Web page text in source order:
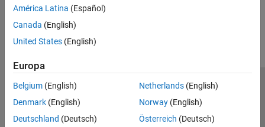
América Latina (Español)
Canada (English)
United States (English)
Europa
Belgium (English)
Denmark (English)
Deutschland (Deutsch)
Netherlands(English)
Norway(English)
Österreich (Deutsch)
Centro de confianza
Marcas comerciales
Política de privacidad
Antipiratería
Estado de las aplicaciones
Información de contacto